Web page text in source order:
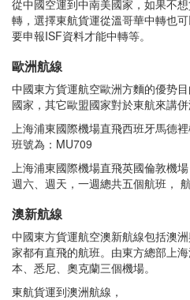
從中國空運到中南美國家，如果不
轉，選擇東航貨運從溫哥華中轉也
要申報ISF資料才能中轉等。
歐洲航線
中國東方貨運航空歐洲方麵的優势
國家，其它歐盟國家對於東航來講併
上海浦東國際機場直飛西班牙馬德
班號為：MU709
上海浦東國際機場直飛英國倫敦機
週六、週天，一週總共五個航班，
澳新航線
中國東方貨運航空澳新航線包括澳
家都有直飛的航班。由東方總部上
本、悉尼、奧克蘭三個機場。
東航貨運到澳洲航線，